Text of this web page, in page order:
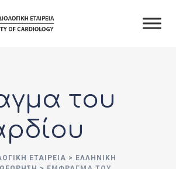
του
ΕΤΑΙΡΕΊΑ > ΕΛΛΗΝΙΚΗ